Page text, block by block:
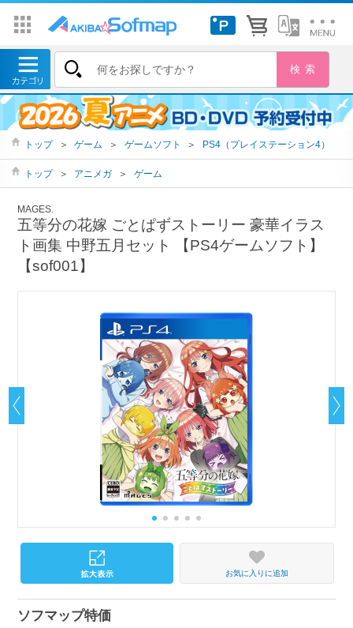
トップ ＞ ゲーム ＞ ゲームソフト ＞ PS4（プレイステーション4）
トップ ＞ アニメガ ＞ ゲーム
MAGES.
五等分の花嫁 ごとぱずストーリー 豪華イラス
ト画集 中野五月セット 【PS4ゲームソフト】
【sof001】
お気に入りに追加
ソフマップ特価